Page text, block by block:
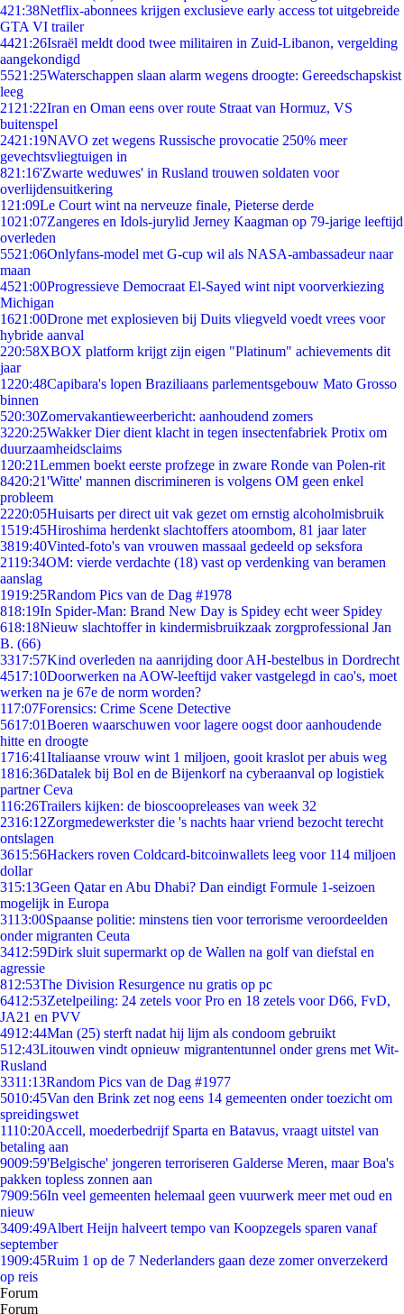
421:38Netflix-abonnees krijgen exclusieve early access tot uitgebreide
GTA VI trailer
4421:26Israël meldt dood twee militairen in Zuid-Libanon, vergelding
aangekondigd
5521:25Waterschappen slaan alarm wegens droogte: Gereedschapskist
leeg
21 21:22Iran en Oman eens over route Straat van Hormuz, VS
buitenspel
2421:19NAVO zet wegens Russische provocatie 250% meer
gevechtsvliegtuigen in
821:16'Zwarte weduwes' in Rusland trouwen soldaten voor
overlijdensuitkering
1 21:09Le Court wint na nerveuze finale, Pieterse derde
1021:07Zangeres en Idols-jurylid Jerney Kaagman op 79-jarige leeftijd
overleden
5521:06Onlyfans-model met G-cup wil als NASA-ambassadeur naar
maan
4521:00Progressieve Democraat El-Sayed wint nipt voorverkiezing
Michigan
1621:00Drone met explosieven bij Duits vliegveld voedt vrees voor
hybride aanval
220:58XBOX platform krijgt zijn eigen "Platinum" achievements dit
jaar
1220:48Capibara's lopen Braziliaans parlementsgebouw Mato Grosso
binnen
520:30Zomervakantieweerbericht: aanhoudend zomers
3220:25Wakker Dier dient klacht in tegen insectenfabriek Protix om
duurzaamheidsclaims
1 20:21Lemmen boekt eerste profzege in zware Ronde van Polen-rit
8420:21'Witte' mannen discrimineren is volgens OM geen enkel
probleem
2220:05Huisarts per direct uit vak gezet om ernstig alcoholmisbruik
1519:45Hiroshima herdenkt slachtoffers atoombom, 81 jaar later
3819:40Vinted-foto's van vrouwen massaal gedeeld op seksfora
2119:34OM: vierde verdachte (18) vast op verdenking van beramen
aanslag
1919:25Random Pics van de Dag #1978
818:19In Spider-Man: Brand New Day is Spidey echt weer Spidey
618:18Nieuw slachtoffer in kindermisbruikzaak zorgprofessional Jan
B. (66)
3317:57Kind overleden na aanrijding door AH-bestelbus in Dordrecht
4517:10Doorwerken na AOW-leeftijd vaker vastgelegd in cao's, moet
werken na je 67e de norm worden?
117:07Forensics: Crime Scene Detective
5617:01Boeren waarschuwen voor lagere oogst door aanhoudende
hitte en droogte
1716:41Italiaanse vrouw wint 1 miljoen, gooit kraslot per abuis weg
1816:36Datalek bij Bol en de Bijenkorf na cyberaanval op logistiek
partner Ceva
116:26Trailers kijken: de bioscoopreleases van week 32
2316:12Zorgmedewerkster die 's nachts haar vriend bezocht terecht
ontslagen
3615:56Hackers roven Coldcard-bitcoinwallets leeg voor 114 miljoen
dollar
315:13Geen Qatar en Abu Dhabi? Dan eindigt Formule 1-seizoen
mogelijk in Europa
3113:00Spaanse politie: minstens tien voor terrorisme veroordeelden
onder migranten Ceuta
3412:59Dirk sluit supermarkt op de Wallen na golf van diefstal en
agressie
812:53The Division Resurgence nu gratis op pc
6412:53Zetelpeiling: 24 zetels voor Pro en 18 zetels voor D66, FvD,
JA21 en PVV
4912:44Man (25) sterft nadat hij lijm als condoom gebruikt
512:43Litouwen vindt opnieuw migrantentunnel onder grens met Wit-
Rusland
3311:13Random Pics van de Dag #1977
5010:45Van den Brink zet nog eens 14 gemeenten onder toezicht om
spreidingswet
1110:20Accell, moederbedrijf Sparta en Batavus, vraagt uitstel van
betaling aan
9009:59'Belgische' jongeren terroriseren Galderse Meren, maar Boa's
pakken topless zonnen aan
7909:56In veel gemeenten helemaal geen vuurwerk meer met oud en
nieuw
3409:49Albert Heijn halveert tempo van Koopzegels sparen vanaf
september
1909:45Ruim 1 op de 7 Nederlanders gaan deze zomer onverzekerd
op reis
Forum
Forum